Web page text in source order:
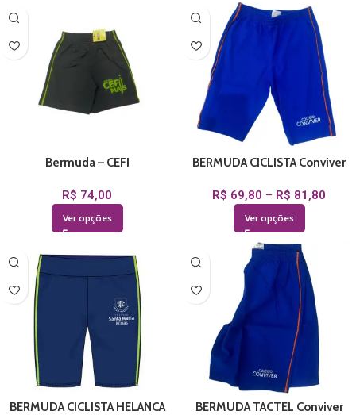
Bermuda – CEFI
R$ 74,00
Ver opções
BERMUDA CICLISTA Conviver
R$ 69,80 – R$ 81,80
Ver opções
BERMUDA CICLISTA HELANCA
BERMUDA TACTEL Conviver